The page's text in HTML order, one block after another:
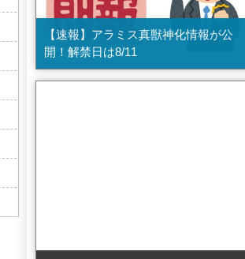
【速報】アラミス真獣神化情報が公
開！解禁日は8/11